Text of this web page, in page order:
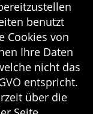
benutzt
Cookies von
Ihre Daten
nicht das
entspricht.
über die